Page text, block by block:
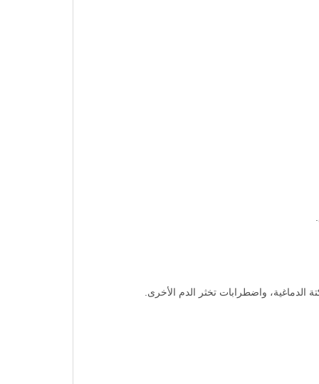
الدماغية، واضطرابات تخثر الدم الأخرى.